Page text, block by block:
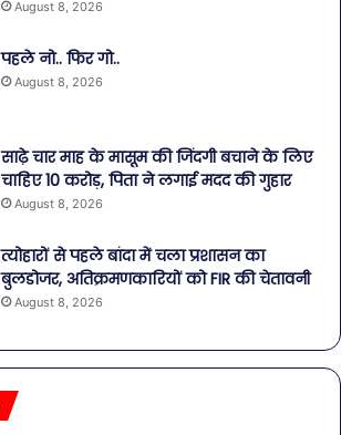
August 8, 2026
पहले नो.. फिर गो..
August 8, 2026
साढ़े चार माह के मासूम की जिंदगी बचाने के लिए
चाहिए 10 करोड़, पिता ने लगाई मदद की गुहार
August 8, 2026
त्योहारों से पहले बांदा में चला प्रशासन का
बुलडोजर, अतिक्रमणकारियों को FIR की चेतावनी
August 8, 2026